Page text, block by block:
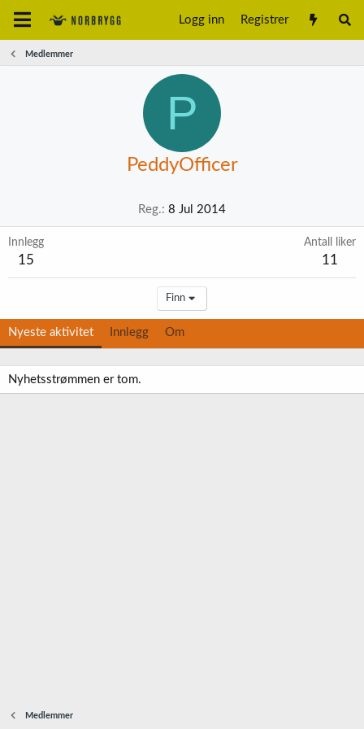
Logg inn Registrer
Medlemmer
P
PeddyOfficer
Reg. 8 Jul 2014
Innlegg
15
Antall liker
11
Finn
Nyeste aktivitet Innlegg Om
Nyhetsstrømmen er tom.
Medlemmer